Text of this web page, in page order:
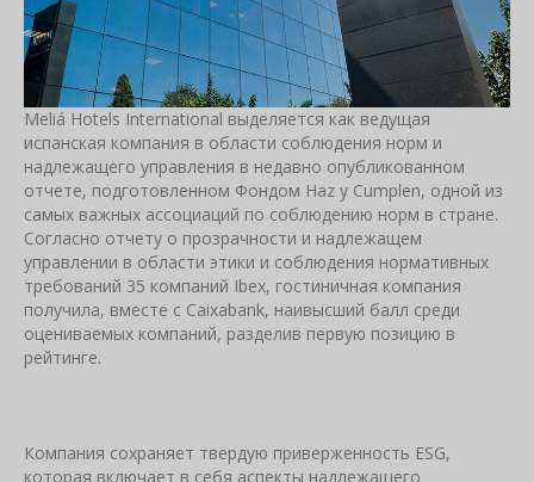
Meliá Hotels International выделяется как ведущая
испанская компания в области соблюдения норм и
надлежащего управления в недавно опубликованном
отчете, подготовленном Фондом Haz y Cumplen, одной из
самых важных ассоциаций по соблюдению норм в стране.
Согласно отчету о прозрачности и надлежащем
управлении в области этики и соблюдения нормативных
требований 35 компаний Ibex, гостиничная компания
получила, вместе с Caixabank, наивысший балл среди
оцениваемых компаний, разделив первую позицию в
рейтинге.
Компания сохраняет твердую приверженность ESG,
которая включает в себя аспекты надлежащего